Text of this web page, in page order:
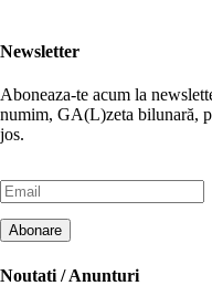
Newsletter
Aboneaza-te acum la
numim, GA(L)zeta bilunară,
jos.
Noutati / Anunturi